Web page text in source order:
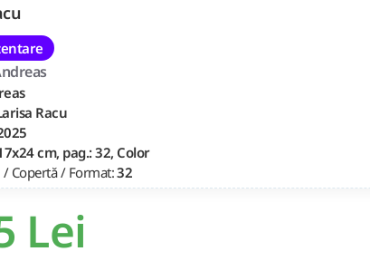
Lei
Racu
cm, pag.: 32, Color
/ Copertă / Format:32